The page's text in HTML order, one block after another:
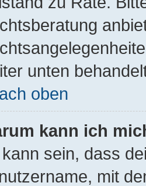
unten
oben
kann ich
sein, dass
mit